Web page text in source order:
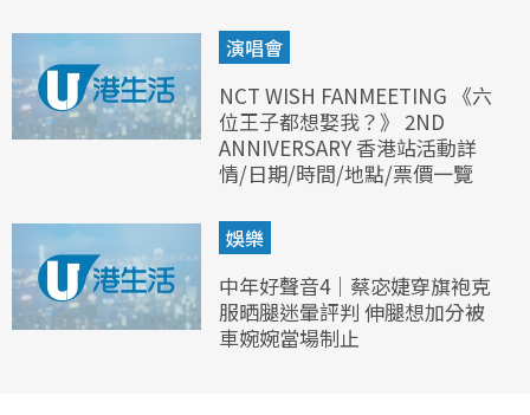
演唱會
NCT WISH FANMEETING 《六
位王子都想娶我？》 2ND
ANNIVERSARY 香港站活動詳
情/日期/時間/地點/票價一覽
娛樂
中年好聲音4｜蔡宓婕穿旗袍克
服晒腿迷暈評判 伸腿想加分被
車婉婉當場制止